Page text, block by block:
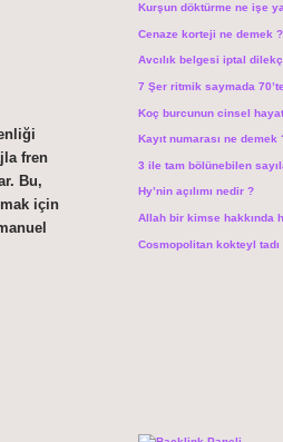
fren
Bu,
için
Kurşun döktürme ne işe
Cenaze korteji ne demek ?
Avcılık belgesi iptal
7 Şer ritmik saymada
Koç burcunun cinsel
Kayıt numarası ne demek
3 ile tam bölünebilen
Hy’nin açılımı nedir ?
Allah bir kimse hakkında
Cosmopolitan kokteyl tadı